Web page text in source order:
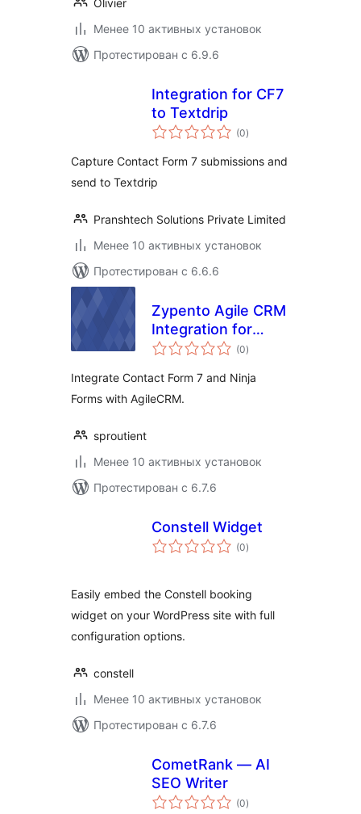
Olivier
Менее 10 активных установок
Протестирован с 6.9.6
Integration for CF7
to Textdrip
(0общий
рейтинг
)
Capture Contact Form 7 submissions and
send to Textdrip
Pranshtech Solutions Private Limited
Менее 10 активных установок
Протестирован с 6.6.6
Zypento Agile CRM
Integration for
Contact Form 7 and
(0общий
рейтинг
)
Integrate Contact Form 7 and Ninja
Forms with AgileCRM.
sproutient
Менее 10 активных установок
Протестирован с 6.7.6
Constell Widget
(0общий
рейтинг
)
Easily embed the Constell booking
widget on your WordPress site with full
configuration options.
constell
Менее 10 активных установок
Протестирован с 6.7.6
CometRank — AI
SEO Writer
(0общий
рейтинг
)